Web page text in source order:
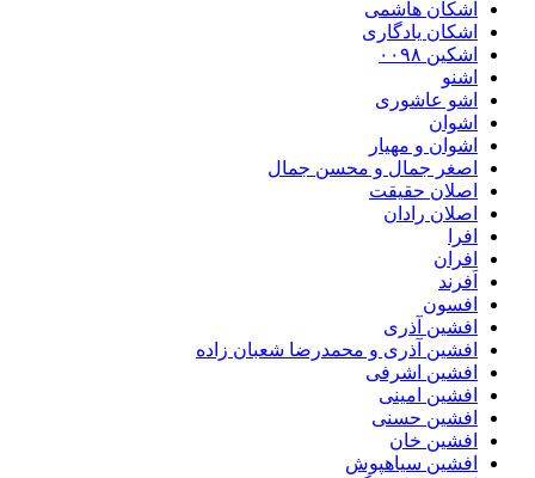
اشکان هاشمی
اشکان یادگاری
اشکین ۰۰۹۸
اشنو
اشو عاشوری
اشوان
اشوان و مهیار
اصغر جمال و محسن جمال
اصلان حقیقت
اصلان رادان
افرا
افران
اَفرند
افسون
افشین آذری
افشین آذری و محمدرضا شعبان زاده
افشین اشرفی
افشین امینی
افشین حسنی
افشین خان
افشین سیاهپوش